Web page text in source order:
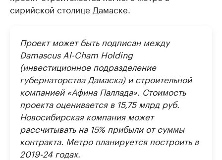
сирийской столице Дамаске.
Проект может быть подписан между
Damascus Al-Cham Holding
(инвестиционное подразделение
губернаторства Дамаска) и строительной
компанией «Афина Паллада». Стоимость
проекта оценивается в 15,75 млрд руб.
Новосибирская компания может
рассчитывать на 15% прибыли от суммы
контракта. Метро планируется построить в
2019-24 годах.